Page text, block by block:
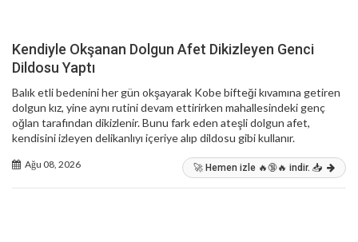
Kendiyle Okşanan Dolgun Afet Dikizleyen Genci
Dildosu Yaptı
Balık etli bedenini her gün okşayarak Kobe bifteği kıvamına getiren
dolgun kız, yine aynı rutini devam ettirirken mahallesindeki genç
oğlan tarafından dikizlenir. Bunu fark eden ateşli dolgun afet,
kendisini izleyen delikanlıyı içeriye alıp dildosu gibi kullanır.
Ağu 08, 2026 🚀 Hemen izle 🔥🔞🔥 indir. 📥